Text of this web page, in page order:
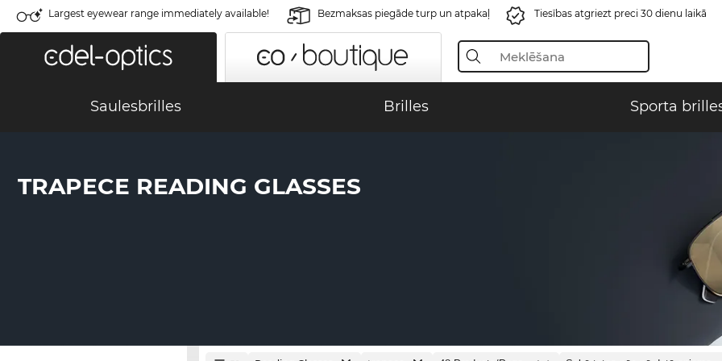
Largest eyewear range immediately available! Bezmaksas piegāde turp un atpakaļ Tiesības atgriezt preci 30 dienu laikā
Saulesbrilles Brilles Sporta
TRAPECE READING GLASSES